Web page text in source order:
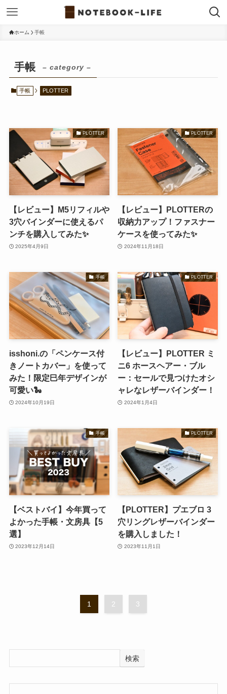
ホーム 手帳
手帳 – category –
手帳 PLOTTER
PLOTTER
【レビュー】M5リフィルや
3穴バインダーに使えるパ
ンチを購入してみた✨
2025年4月9日
PLOTTER
【レビュー】PLOTTERの
収納力アップ！ファスナー
ケースを使ってみた✨
2024年11月18日
手帳
isshoni.の「ペンケース付
きノートカバー」を使って
みた！限定巳年デザインが
可愛い🐍
2024年10月19日
PLOTTER
【レビュー】PLOTTER ミ
ニ6 ホースヘアー・ブル
ー：セールで見つけたオシ
ャレなレザーバインダー！
2024年1月4日
手帳
【ベストバイ】今年買って
よかった手帳・文房具【5
選】
2023年12月14日
PLOTTER
【PLOTTER】プエブロ 3
穴リングレザーバインダー
を購入しました！
2023年11月1日
1 2 3
検索